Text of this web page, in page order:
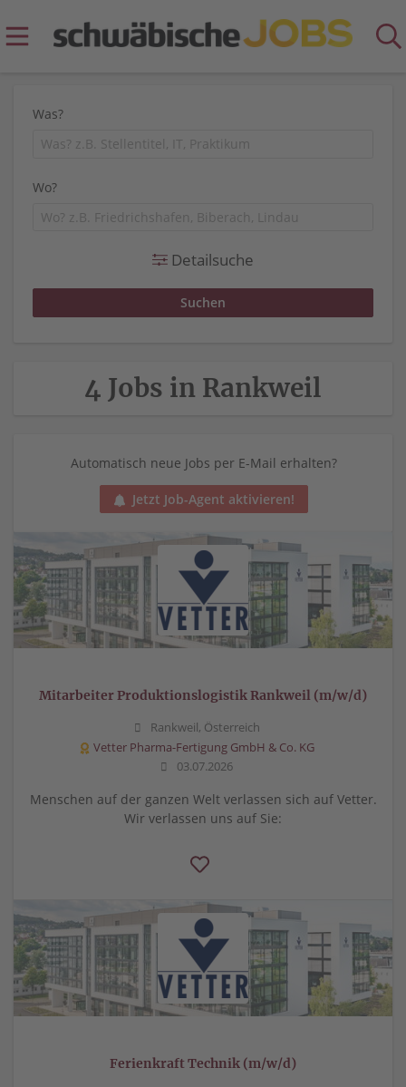
Was?
Wo?
Detailsuche
4 Jobs in Rankweil
Automatisch neue Jobs per E-Mail erhalten?
Jetzt Job-Agent aktivieren!
Mitarbeiter Produktionslogistik Rankweil (m/w/d)
Rankweil, Österreich
Vetter Pharma-Fertigung GmbH & Co. KG
03.07.2026
Menschen auf der ganzen Welt verlassen sich auf Vetter.
Wir verlassen uns auf Sie:
Ferienkraft Technik (m/w/d)